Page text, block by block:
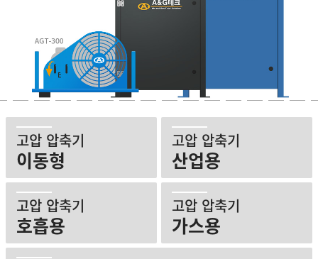
고압 압축기
이동형
고압 압축기
산업용
고압 압축기
호흡용
고압 압축기
가스용